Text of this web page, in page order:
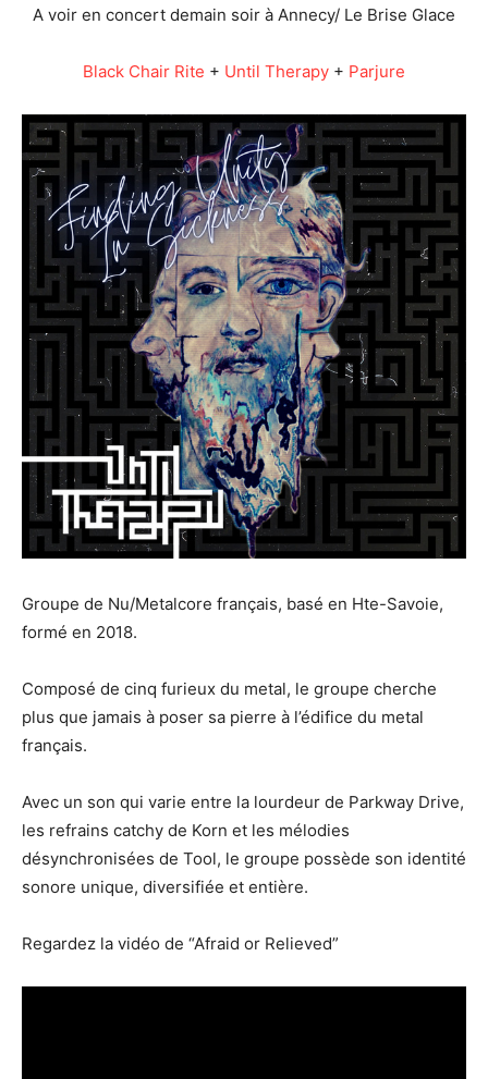
A voir en concert demain soir à Annecy/ Le Brise Glace
Black Chair Rite + Until Therapy + Parjure
Groupe de Nu/Metalcore français, basé en Hte-Savoie,
formé en 2018.
Composé de cinq furieux du metal, le groupe cherche
plus que jamais à poser sa pierre à l’édifice du metal
français.
Avec un son qui varie entre la lourdeur de Parkway Drive,
les refrains catchy de Korn et les mélodies
désynchronisées de Tool, le groupe possède son identité
sonore unique, diversifiée et entière.
Regardez la vidéo de “Afraid or Relieved”